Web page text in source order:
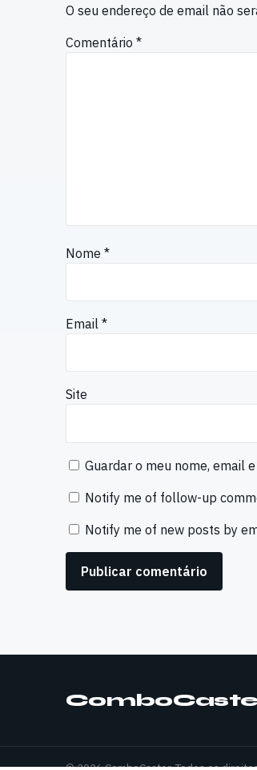
O seu endereço de email não
Comentário *
Nome *
Email *
Site
Guardar o meu nome, email
Notify me of follow-up
Notify me of new posts by